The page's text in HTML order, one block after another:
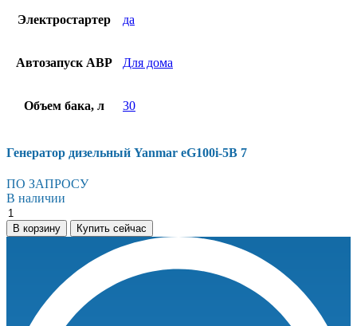
Электростартер да
Автозапуск АВР Для дома
Объем бака, л 30
Генератор дизельный Yanmar eG100i-5B 7
ПО ЗАПРОСУ
В наличии
Генератор
дизельный
Yanmar
количество
В корзину Купить сейчас